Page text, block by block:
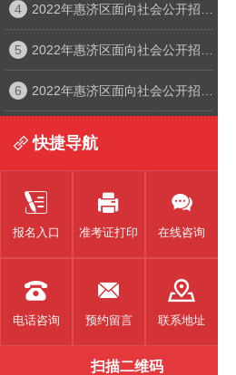
4 2022年惠济区面向社会公开招聘中小学幼儿园教师线上面试入口
5 2022年惠济区面向社会公开招聘中小学幼儿园教师线上笔试考生须知及操作手册
6 2022年惠济区面向社会公开招聘中小学幼儿园教师线上面试考生须知及操作手册
 快捷导航

报名入口

准考证打印

在线咨询

电话咨询

预约留言

联系地址
扫描二维码